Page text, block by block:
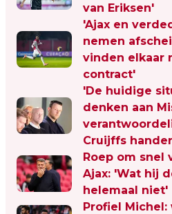
van Eriksen'
'Ajax en
nemen
vinden elkaar
contract'
'De huidige
denken aan
Cruijffs
Roep om snel
Ajax: 'Wat hij
helemaal niet'
Profiel